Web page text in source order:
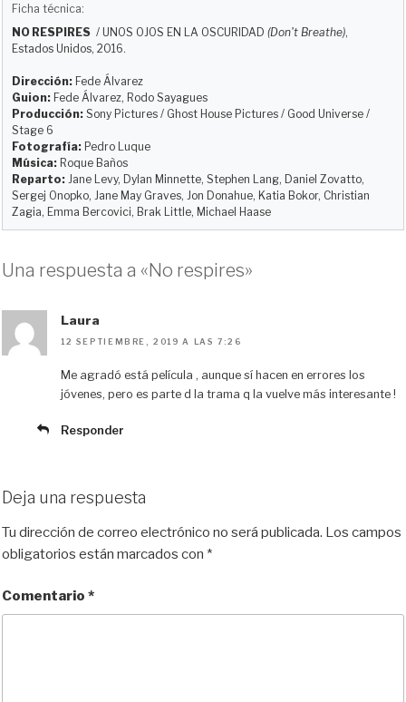
s
y
o
o
n
b
o
k
l
a
i
r
Ficha técnica:
NO RESPIRES / UNOS OJOS EN LA OSCURIDAD (Don't Breathe),
Estados Unidos, 2016.
Dirección: Fede Álvarez
Guion: Fede Álvarez, Rodo Sayagues
Producción: Sony Pictures / Ghost House Pictures / Good Universe /
Stage 6
Fotografía: Pedro Luque
Música: Roque Baños
Reparto: Jane Levy, Dylan Minnette, Stephen Lang, Daniel Zovatto,
Sergej Onopko, Jane May Graves, Jon Donahue, Katia Bokor, Christian
Zagia, Emma Bercovici, Brak Little, Michael Haase
Una respuesta a «No respires»
Laura
12 SEPTIEMBRE, 2019 A LAS 7:26
Me agradó está película , aunque sí hacen en errores los
jóvenes, pero es parte d la trama q la vuelve más interesante !
Responder
Deja una respuesta
Tu dirección de correo electrónico no será publicada. Los campos
obligatorios están marcados con *
Comentario *